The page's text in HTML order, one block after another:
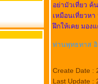
อย่ามัวเที่ยว
เหมือนเที่ยวห
ฝึกให้เคย มอง
ท่านพุทธทาส
Create Date :
Last Update :